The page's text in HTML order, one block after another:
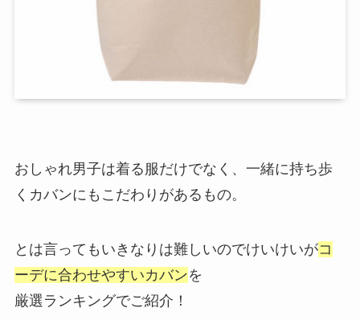
おしゃれ男子は着る服だけでなく、一緒に持ち歩
くカバンにもこだわりがあるもの。
とは言ってもいきなりは難しいのでけいけいがコ
ーデに合わせやすいカバンを
厳選ランキングでご紹介！